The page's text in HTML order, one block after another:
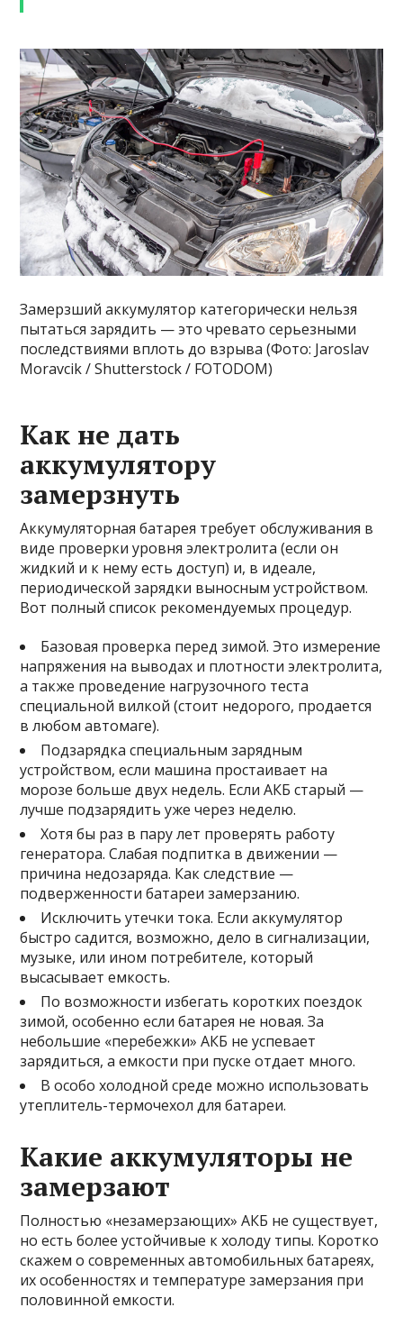
Замерзший аккумулятор категорически нельзя
пытаться зарядить — это чревато серьезными
последствиями вплоть до взрыва (Фото: Jaroslav
Moravcik / Shutterstock / FOTODOM)
Как не дать
аккумулятору
замерзнуть
Аккумуляторная батарея требует обслуживания в
виде проверки уровня электролита (если он
жидкий и к нему есть доступ) и, в идеале,
периодической зарядки выносным устройством.
Вот полный список рекомендуемых процедур.
Базовая проверка перед зимой. Это измерение
напряжения на выводах и плотности электролита,
а также проведение нагрузочного теста
специальной вилкой (стоит недорого, продается
в любом автомаге).
Подзарядка специальным зарядным
устройством, если машина простаивает на
морозе больше двух недель. Если АКБ старый —
лучше подзарядить уже через неделю.
Хотя бы раз в пару лет проверять работу
генератора. Слабая подпитка в движении —
причина недозаряда. Как следствие —
подверженности батареи замерзанию.
Исключить утечки тока. Если аккумулятор
быстро садится, возможно, дело в сигнализации,
музыке, или ином потребителе, который
высасывает емкость.
По возможности избегать коротких поездок
зимой, особенно если батарея не новая. За
небольшие «перебежки» АКБ не успевает
зарядиться, а емкости при пуске отдает много.
В особо холодной среде можно использовать
утеплитель-термочехол для батареи.
Какие аккумуляторы не
замерзают
Полностью «незамерзающих» АКБ не существует,
но есть более устойчивые к холоду типы. Коротко
скажем о современных автомобильных батареях,
их особенностях и температуре замерзания при
половинной емкости.